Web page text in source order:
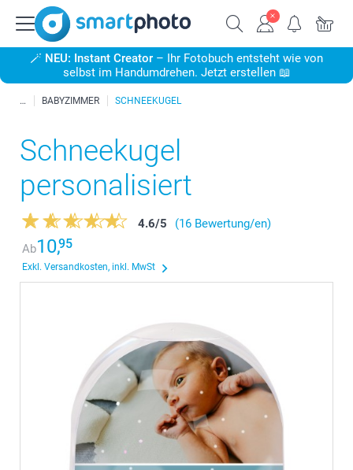
🪄 NEU: Instant Creator – Ihr Fotobuch entsteht wie von
selbst im Handumdrehen. Jetzt erstellen 📖
BABYZIMMER SCHNEEKUGEL
Schneekugel
personalisiert
4.6/5
(16 Bewertung/en)
Ab10,95
Exkl. Versandkosten, inkl. MwSt